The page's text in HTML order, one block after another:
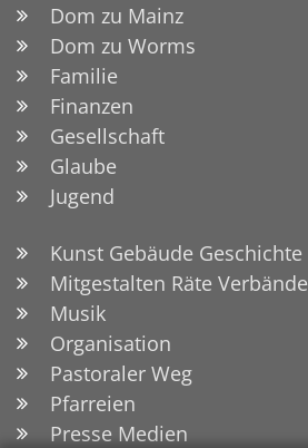
Dom zu Mainz
Dom zu Worms
Familie
Finanzen
Gesellschaft
Glaube
Jugend
Kunst Gebäude Geschichte
Mitgestalten Räte Verbände
Musik
Organisation
Pastoraler Weg
Pfarreien
Presse Medien